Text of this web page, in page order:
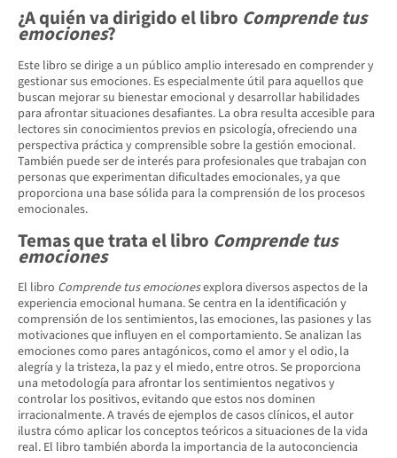
¿A quién va dirigido el libro Comprende tus
emociones?
Este libro se dirige a un público amplio interesado en comprender y
gestionar sus emociones. Es especialmente útil para aquellos que
buscan mejorar su bienestar emocional y desarrollar habilidades
para afrontar situaciones desafiantes. La obra resulta accesible para
lectores sin conocimientos previos en psicología, ofreciendo una
perspectiva práctica y comprensible sobre la gestión emocional.
También puede ser de interés para profesionales que trabajan con
personas que experimentan dificultades emocionales, ya que
proporciona una base sólida para la comprensión de los procesos
emocionales.
Temas que trata el libro Comprende tus
emociones
El libro Comprende tus emocionesexplora diversos aspectos de la
experiencia emocional humana. Se centra en la identificación y
comprensión de los sentimientos, las emociones, las pasiones y las
motivaciones que influyen en el comportamiento. Se analizan las
emociones como pares antagónicos, como el amor y el odio, la
alegría y la tristeza, la paz y el miedo, entre otros. Se proporciona
una metodología para afrontar los sentimientos negativos y
controlar los positivos, evitando que estos nos dominen
irracionalmente. A través de ejemplos de casos clínicos, el autor
ilustra cómo aplicar los conceptos teóricos a situaciones de la vida
real. El libro también aborda la importancia de la autoconciencia